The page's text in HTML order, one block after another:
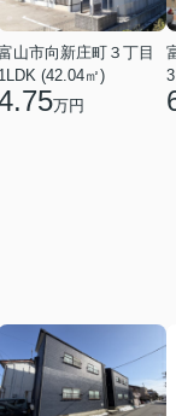
山市向新庄町３丁目
1LDK (42.04㎡)
万円